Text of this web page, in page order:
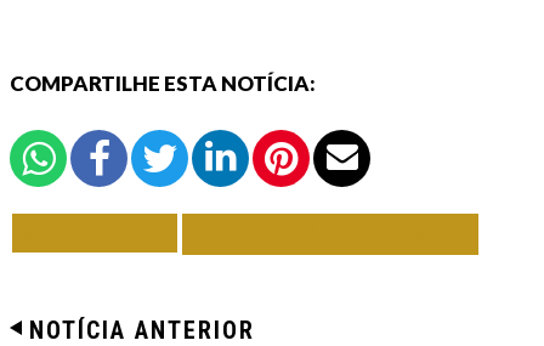
COMPARTILHE ESTA NOTÍCIA:
NOTÍCIA ANTERIOR